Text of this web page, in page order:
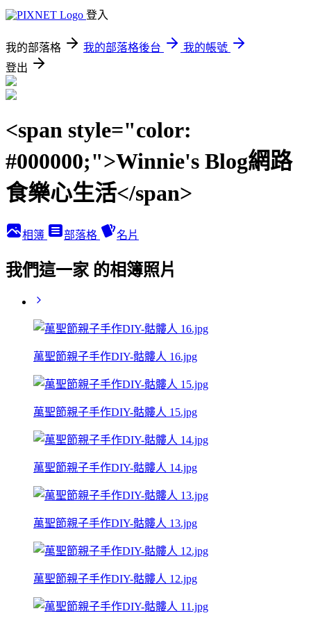
登入
我的部落格 我的部落格後台
我的帳號
登出
<span style="color:
#000000;">Winnie's Blog網路
食樂心生活</span>
相簿 部落格 名片
我們這一家 的相簿照片
萬聖節親子手作DIY-骷髏人 16.jpg
萬聖節親子手作DIY-骷髏人 15.jpg
萬聖節親子手作DIY-骷髏人 14.jpg
萬聖節親子手作DIY-骷髏人 13.jpg
萬聖節親子手作DIY-骷髏人 12.jpg